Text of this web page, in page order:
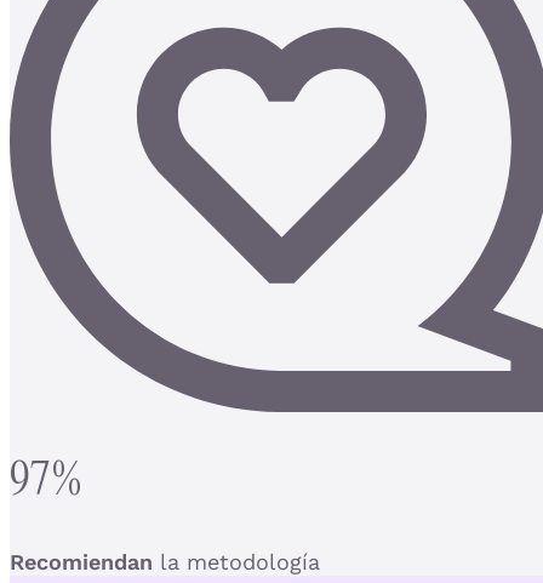
97%
Recomiendan la metodología